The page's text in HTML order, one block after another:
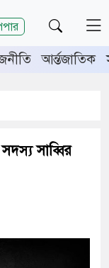
আর্ন্তজাতিক
সাব্বির